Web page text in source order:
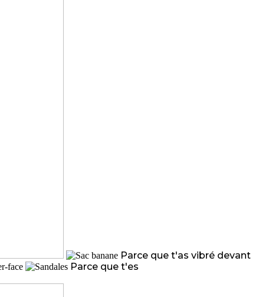
Parce que t'as vibré devant
Parce que t'es